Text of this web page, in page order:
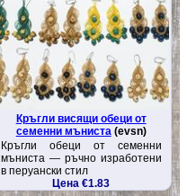
Кръгли висящи обеци от
семенни мъниста(evsn)
Кръгли обеци от семенни
мъниста — ръчно изработени
в перуански стил
Цена €1.83